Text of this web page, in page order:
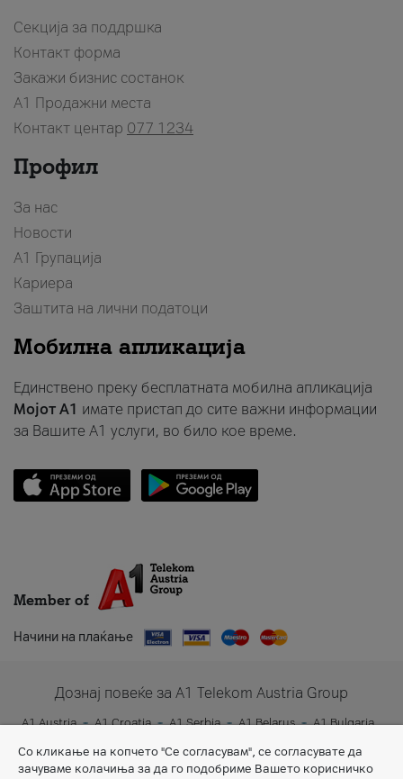
Секција за поддршка
Контакт форма
Закажи бизнис состанок
A1 Продажни места
Контакт центар 077 1234
Профил
За нас
Новости
А1 Групација
Кариера
Заштита на лични податоци
Мобилна апликација
Единствено преку бесплатната мобилна апликација
Мојот A1 имате пристап до сите важни информации
за Вашите A1 услуги, во било кое време.
Member of
Начини на плаќање
Дознај повеќе за A1 Telekom Austria Group
A1 Austria A1 Croatia A1 Serbia A1 Belarus
A1 Bulgaria
A1 Slovenia
A1 Digital
Со кликање на копчето "Се согласувам", се согласувате да
зачуваме колачиња за да го подобриме Вашето корисничко